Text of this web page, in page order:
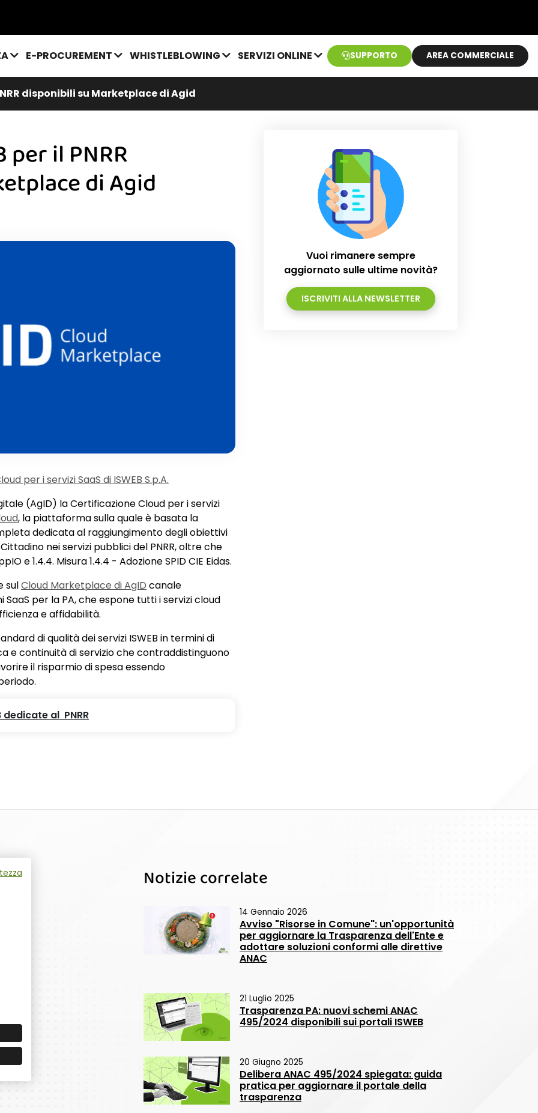
E-PROCUREMENT WHISTLEBLOWING SERVIZI ONLINE SUPPORTO AREA COMMERCIALE
disponibili su Marketplace di Agid
per il PNRR
di Agid
per i servizi SaaS di ISWEB S.p.A.
(AgID) la Certificazione Cloud per i servizi
, la piattaforma sulla quale è basata la
dedicata al raggiungimento degli obiettivi
nei servizi pubblici del PNRR, oltre che
e 1.4.4. Misura 1.4.4 - Adozione SPID CIE Eidas.
sulCloud Marketplace di AgID canale
SaaS per la PA, che espone tutti i servizi cloud
e affidabilità.
di qualità dei servizi ISWEB in termini di
e continuità di servizio che contraddistinguono
il risparmio di spesa essendo
dedicate al PNRR
Vuoi rimanere sempre
aggiornato sulle ultime novità?
ISCRIVITI ALLA NEWSLETTER
Notizie correlate
14 Gennaio 2026
Avviso "Risorse in Comune": un'opportunità
per aggiornare la Trasparenza dell'Ente e
adottare soluzioni conformi alle direttive
ANAC
21 Luglio 2025
Trasparenza PA: nuovi schemi ANAC
495/2024 disponibili sui portali ISWEB
20 Giugno 2025
Delibera ANAC 495/2024 spiegata: guida
pratica per aggiornare il portale della
trasparenza